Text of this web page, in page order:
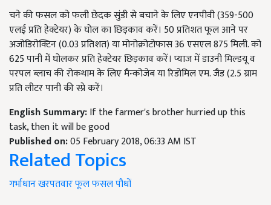
चने की फसल को फली छेदक सुंडी से बचाने के लिए एनपीवी (359-500
एलई प्रति हेक्टेयर) के घोल का छिड़काव करें। 50 प्रतिशत फूल आने पर
अजोडिरोक्टिन (0.03 प्रतिशत) या मोनोक्रोटोफास 36 एसएल 875 मिली. को
625 पानी में घोलकर प्रति हेक्टेयर छिड़काव करें। प्याज में डाउनी मिल्डयू व
परपल ब्लाच की रोकथाम के लिए मैन्कोजेब या रिडोमिल एम. जैड (2.5 ग्राम
प्रति लीटर पानी की स्प्रे करें।
English Summary:If the farmer's brother hurried up this
task, then it will be good
Published on:05 February 2018, 06:33 AM IST
Related Topics
गर्भाधानखरपतवारफूलफसलपौधों